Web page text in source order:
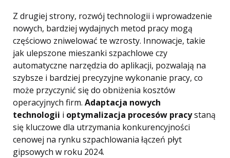
Z drugiej strony, rozwój technologii i wprowadzenie
nowych, bardziej wydajnych metod pracy mogą
częściowo zniwelować te wzrosty. Innowacje, takie
jak ulepszone mieszanki szpachlowe czy
automatyczne narzędzia do aplikacji, pozwalają na
szybsze i bardziej precyzyjne wykonanie pracy, co
może przyczynić się do obniżenia kosztów
operacyjnych firm. Adaptacja nowych
technologii i optymalizacja procesów pracystaną
się kluczowe dla utrzymania konkurencyjności
cenowej na rynku szpachlowania łączeń płyt
gipsowych w roku 2024.